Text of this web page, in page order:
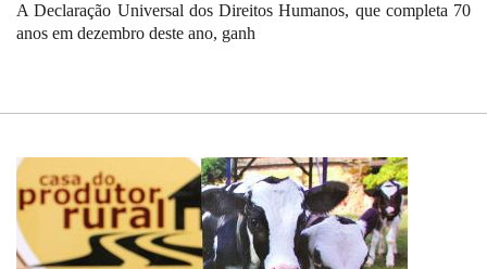
A Declaração Universal dos Direitos Humanos, que completa 70
anos em dezembro deste ano, ganh